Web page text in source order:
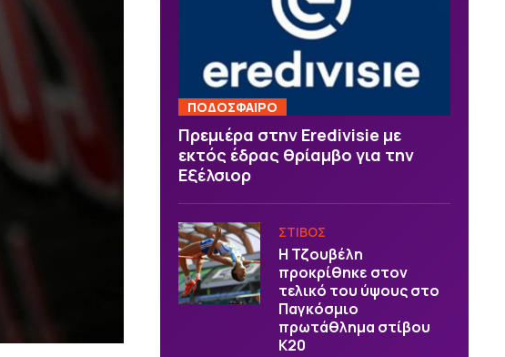
ΠΟΔΟΣΦΑΙΡΟ
Πρεμιέρα στην Eredivisie με
εκτός έδρας θρίαμβο για την
Εξέλσιορ
ΣΤΙΒΟΣ
Η Τζουβέλη
προκρίθηκε στον
τελικό του ύψους στο
Παγκόσμιο
πρωτάθλημα στίβου
Κ20